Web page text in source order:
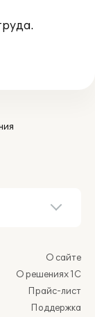
О сайте
О решениях 1С
Прайс-лист
Поддержка